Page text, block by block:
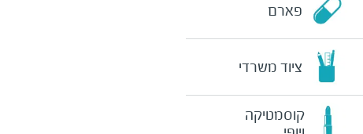
פארם
ציוד משרדי
קוסמטיקה